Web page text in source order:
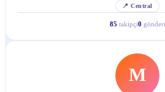
📍Central
85 takipçi0 gönderi
M